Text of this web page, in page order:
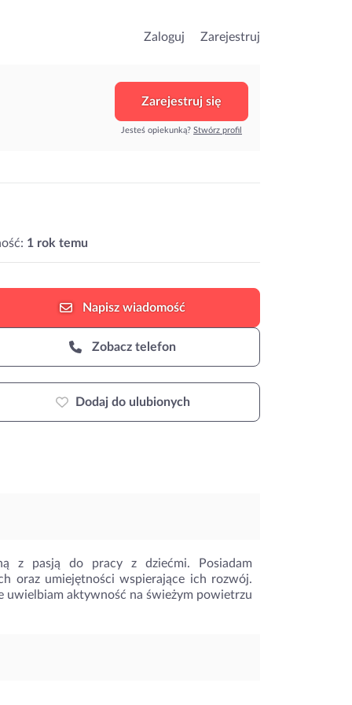
Zaloguj Zarejestruj
Zarejestruj się
Jesteś opiekunką? Stwórz profil
1 rok temu
Napisz wiadomość
Zobacz telefon
Dodaj do ulubionych
z pasją do pracy z dziećmi. Posiadam
oraz umiejętności wspierające ich rozwój.
uwielbiam aktywność na świeżym powietrzu